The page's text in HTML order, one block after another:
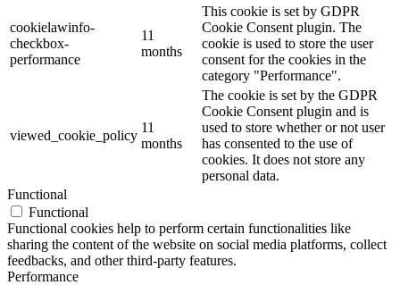
cookielawinfo-
checkbox-
performance
11
months
This cookie is set by GDPR
Cookie Consent plugin. The
cookie is used to store the user
consent for the cookies in the
category "Performance".
viewed_cookie_policy
11
months
The cookie is set by the GDPR
Cookie Consent plugin and is
used to store whether or not user
has consented to the use of
cookies. It does not store any
personal data.
Functional
Functional
Functional cookies help to perform certain functionalities like
sharing the content of the website on social media platforms, collect
feedbacks, and other third-party features.
Performance